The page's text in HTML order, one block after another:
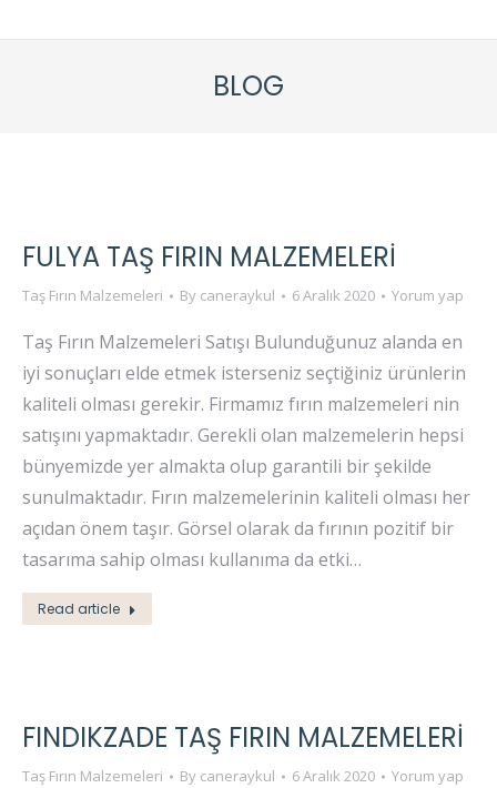
BLOG
FULYA TAŞ FIRIN MALZEMELERI
Taş Fırın Malzemeleri By caneraykul 6 Aralık 2020 Yorum yap
Taş Fırın Malzemeleri Satışı Bulunduğunuz alanda en
iyi sonuçları elde etmek isterseniz seçtiğiniz ürünlerin
kaliteli olması gerekir. Firmamız fırın malzemeleri nin
satışını yapmaktadır. Gerekli olan malzemelerin hepsi
bünyemizde yer almakta olup garantili bir şekilde
sunulmaktadır. Fırın malzemelerinin kaliteli olması her
açıdan önem taşır. Görsel olarak da fırının pozitif bir
tasarıma sahip olması kullanıma da etki…
Read article
FINDIKZADE TAŞ FIRIN MALZEMELERI
Taş Fırın Malzemeleri By caneraykul 6 Aralık 2020 Yorum yap